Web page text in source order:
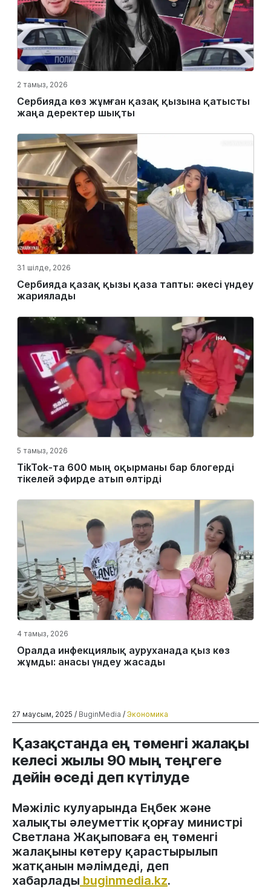
2 тамыз, 2026
Сербияда көз жұмған қазақ қызына қатысты
жаңа деректер шықты
31 шілде, 2026
Сербияда қазақ қызы қаза тапты: әкесі үндеу
жариялады
5 тамыз, 2026
TikTok-та 600 мың оқырманы бар блогерді
тікелей эфирде атып өлтірді
4 тамыз, 2026
Оралда инфекциялық ауруханада қыз көз
жұмды: анасы үндеу жасады
27 маусым, 2025 / BuginMedia / Экономика
Қазақстанда ең төменгі жалақы
келесі жылы 90 мың теңгеге
дейін өседі деп күтілуде
Мәжіліс кулуарында Еңбек және
халықты әлеуметтік қорғау министрі
Светлана Жақыповаға ең төменгі
жалақыны көтеру қарастырылып
жатқанын мәлімдеді, деп
хабарлады buginmedia.kz.